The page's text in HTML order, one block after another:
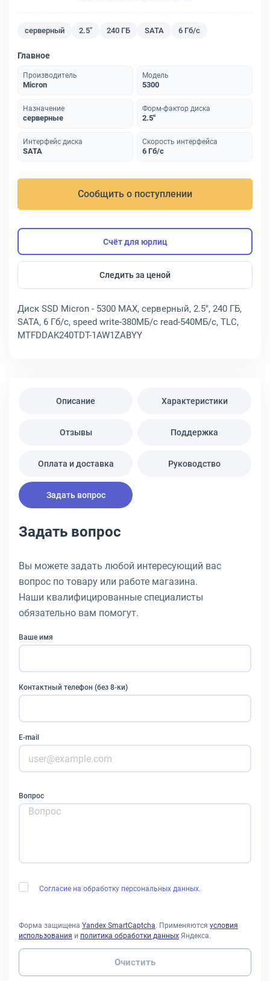
серверный 2.5" 240 ГБ SATA 6 Гб/с
Главное
Производитель
Micron
Модель
5300
Назначение
серверные
Форм-фактор диска
2.5"
Интерфейс диска
SATA
Скорость интерфейса
6 Гб/с
Сообщить о поступлении
Счёт для юрлиц
Следить за ценой
Диск SSD Micron - 5300 MAX, серверный, 2.5", 240 ГБ,
SATA, 6 Гб/с, speed write-380МБ/с read-540МБ/с, TLC,
MTFDDAK240TDT-1AW1ZABYY
Описание Характеристики
Отзывы Поддержка
Оплата и доставка Руководство
Задать вопрос
Задать вопрос
Вы можете задать любой интересующий вас
вопрос по товару или работе магазина.
Наши квалифицированные специалисты
обязательно вам помогут.
Ваше имя
Контактный телефон (без 8-ки)
E-mail
Вопрос
Согласие на обработку персональных данных.
Форма защищена Yandex SmartCaptcha. Применяются условия
использования и политика обработки данных Яндекса.
Очистить